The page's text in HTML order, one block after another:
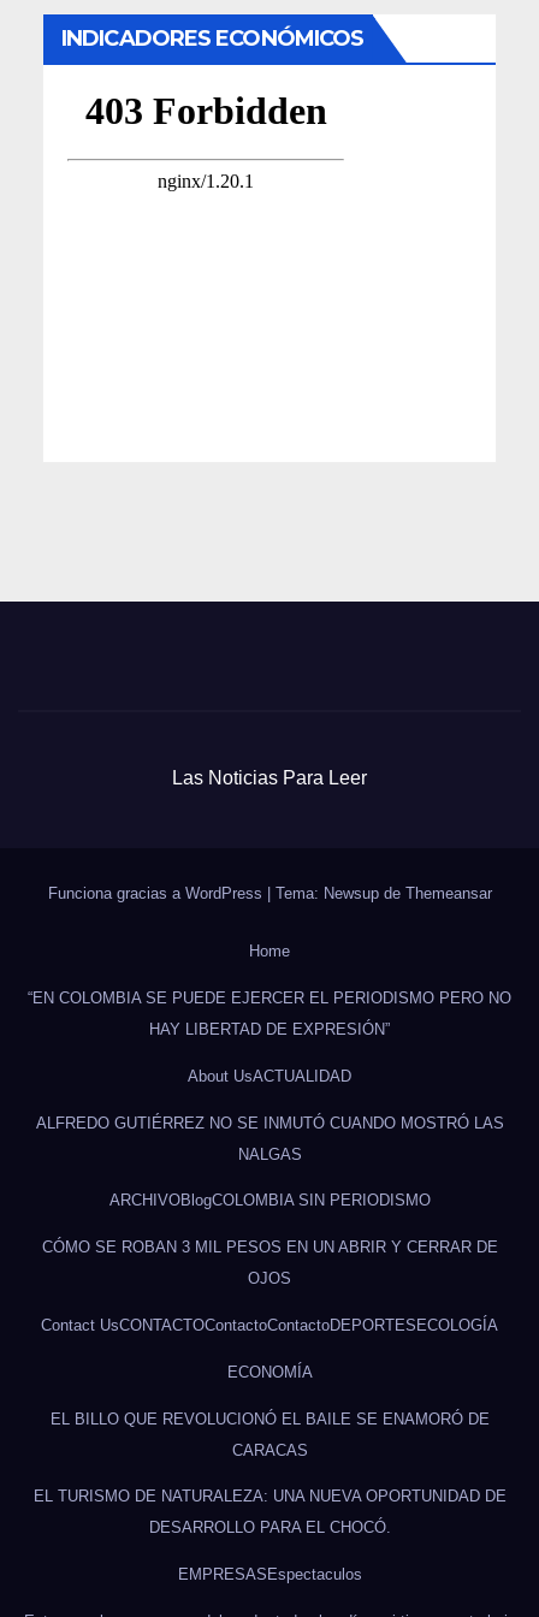
INDICADORES ECONÓMICOS
Las Noticias Para Leer
Funciona gracias a WordPress Tema: Newsup de Themeansar
Home
“EN COLOMBIA SE PUEDE EJERCER EL PERIODISMO PERO NO
HAY LIBERTAD DE EXPRESIÓN”
About UsACTUALIDAD
ALFREDO GUTIÉRREZ NO SE INMUTÓ CUANDO MOSTRÓ LAS
NALGAS
ARCHIVOBlogCOLOMBIA SIN PERIODISMO
CÓMO SE ROBAN 3 MIL PESOS EN UN ABRIR Y CERRAR DE
OJOS
Contact UsCONTACTOContactoContactoDEPORTES ECOLOGÍA
ECONOMÍA
EL BILLO QUE REVOLUCIONÓ EL BAILE SE ENAMORÓ DE
CARACAS
EL TURISMO DE NATURALEZA: UNA NUEVA OPORTUNIDAD DE
DESARROLLO PARA EL CHOCÓ.
EMPRESAS Espectaculos